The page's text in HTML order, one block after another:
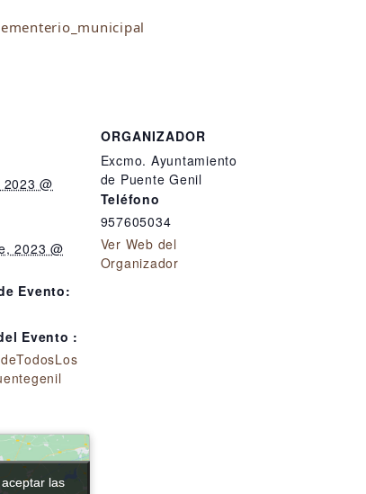
@
2023 @
Evento:
Evento :
ORGANIZADOR
Excmo. Ayuntamiento
de Puente Genil
Teléfono
957605034
Ver Web del
Organizador
las
las